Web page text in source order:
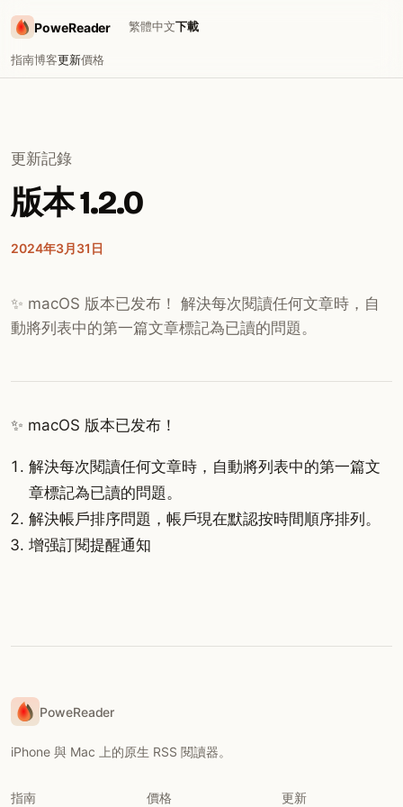
PoweReader
指南博客更新價格
繁體中文下載
更新記錄
版本 1.2.0
2024年3月31日
✨ macOS 版本已发布！ 解決每次閱讀任何文章時，自
動將列表中的第一篇文章標記為已讀的問題。
✨ macOS 版本已发布！
解決每次閱讀任何文章時，自動將列表中的第一篇文
章標記為已讀的問題。
解決帳戶排序問題，帳戶現在默認按時間順序排列。
增强訂閱提醒通知
PoweReader
iPhone 與 Mac 上的原生 RSS 閱讀器。
指南 價格 更新